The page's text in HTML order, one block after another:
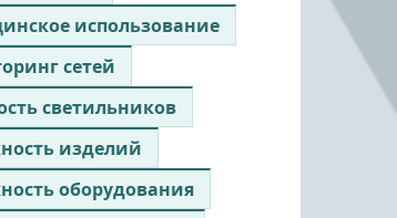
использование
сетей
светильников
изделий
оборудования